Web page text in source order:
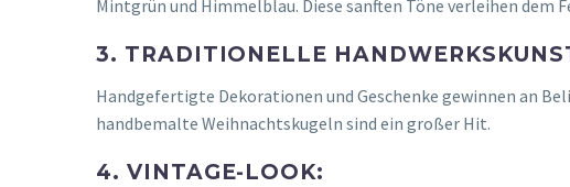
Mintgrün und Himmelblau. Diese sanften Töne verleihen dem
3. TRADITIONELLE
Handgefertigte Dekorationen und Geschenke gewinnen an
handbemalte Weihnachtskugeln sind ein großer Hit.
4. VINTAGE-LOOK: